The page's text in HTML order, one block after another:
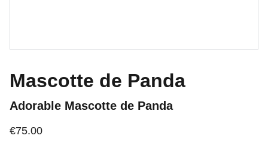
Mascotte de Panda
Adorable Mascotte de Panda
€75.00